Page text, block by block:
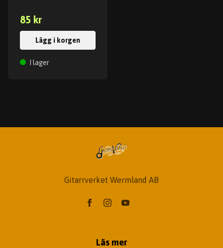
85 kr
Lägg i korgen
I lager
Gitarrverket Wermland AB
Läs mer